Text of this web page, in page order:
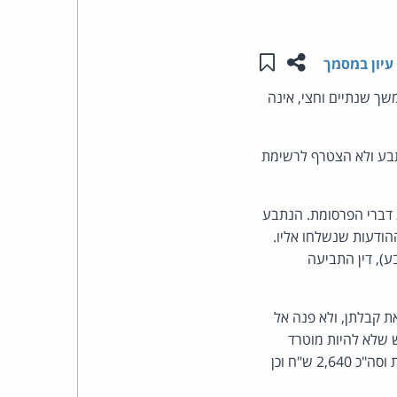
שתפו עמוד זה
שמור ב"תכנים שלי"
עיון במסמך
התובע, שצבר 22 הודעות מהנתבע במשך שנתיים וחצי, אינה
מהנתבע ולא הצטרף לרשימת
הפרסומת. הנתבע
שנשלחו אליו.
דין התביעה
קבלתן, ולא פנה אל
שלא להיות מוטרד
בדברי פרסומת הנשלחים אליו. הנתבע יפצה את התובע ב-120 ש"ח עבור כל אחד מדברי הפרסומת וסה"כ 2,640 ש"ח וכן